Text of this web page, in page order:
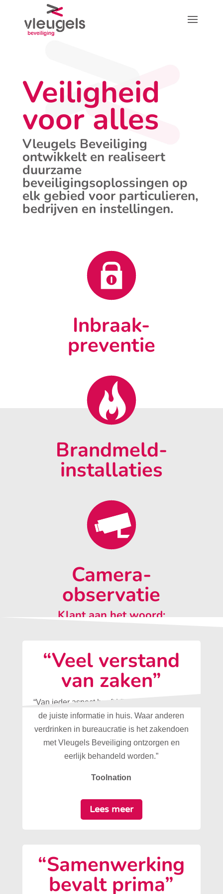
Veiligheid
voor alles
Vleugels Beveiliging
ontwikkelt en realiseert
duurzame
beveiligingsoplossingen op
elk gebied voor particulieren,
bedrijven en instellingen.
Inbraak-
preventie
Brandmeld-
installaties
Camera-
observatie
Klant aan het woord:
“Veel verstand
van zaken”
“Van ieder aspect heeft Vleugels Beveiliging
de juiste informatie in huis. Waar anderen
verdrinken in bureaucratie is het zakendoen
met Vleugels Beveiliging ontzorgen en
eerlijk behandeld worden.”
Toolnation
Lees meer
“Samenwerking
bevalt prima”